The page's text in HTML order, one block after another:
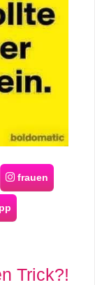
frauen
Trick?!